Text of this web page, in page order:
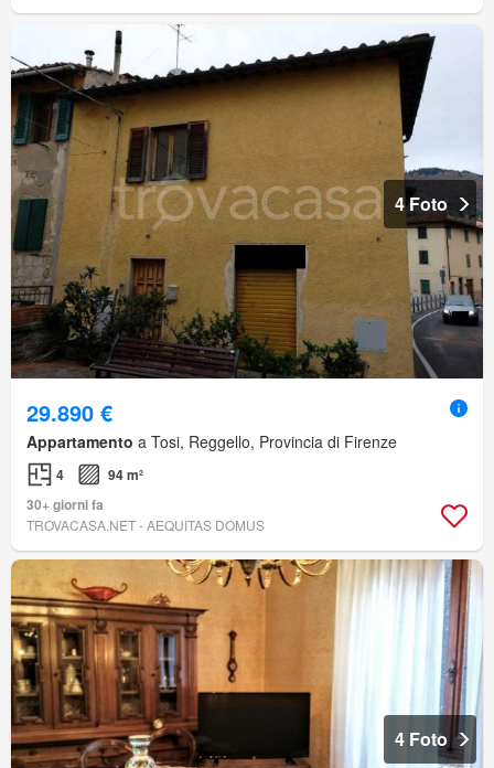
4 Foto
29.890 €
Appartamento a Tosi, Reggello, Provincia di Firenze
4
94 m²
30+ giorni fa
TROVACASA.NET - AEQUITAS DOMUS
4 Foto